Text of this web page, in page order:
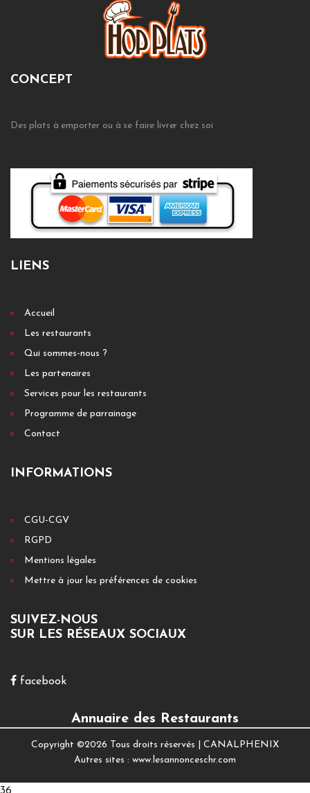
CONCEPT
Des plats à emporter ou à se faire livrer chez soi
LIENS
Accueil
Les restaurants
Qui sommes-nous ?
Les partenaires
Services pour les restaurants
Programme de parrainage
Contact
INFORMATIONS
CGU-CGV
RGPD
Mentions légales
Mettre à jour les préférences de cookies
SUIVEZ-NOUS
SUR LES RÉSEAUX SOCIAUX
facebook
Annuaire des Restaurants
Copyright ©2026 Tous droits réservés | CANALPHENIX
Autres sites : www.lesannonceschr.com
36